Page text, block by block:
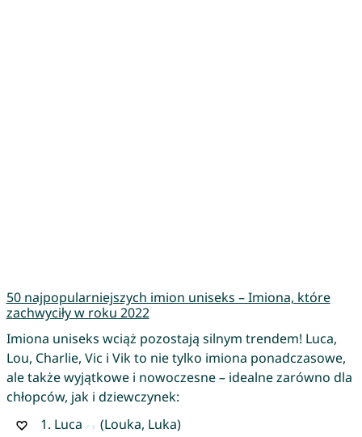
50 najpopularniejszych imion uniseks – Imiona, które
zachwyciły w roku 2022
Imiona uniseks wciąż pozostają silnym trendem! Luca,
Lou, Charlie, Vic i Vik to nie tylko imiona ponadczasowe,
ale także wyjątkowe i nowoczesne – idealne zarówno dla
chłopców, jak i dziewczynek:
1. Luca
(Louka, Luka)